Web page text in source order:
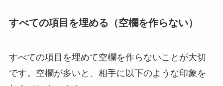
すべての項目を埋める（空欄を作らない）
すべての項目を埋めて空欄を作らないことが大切
です。空欄が多いと、相手に以下のような印象を